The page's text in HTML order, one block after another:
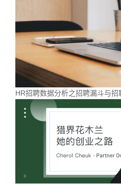
HR招聘数据分析之招聘漏斗与招